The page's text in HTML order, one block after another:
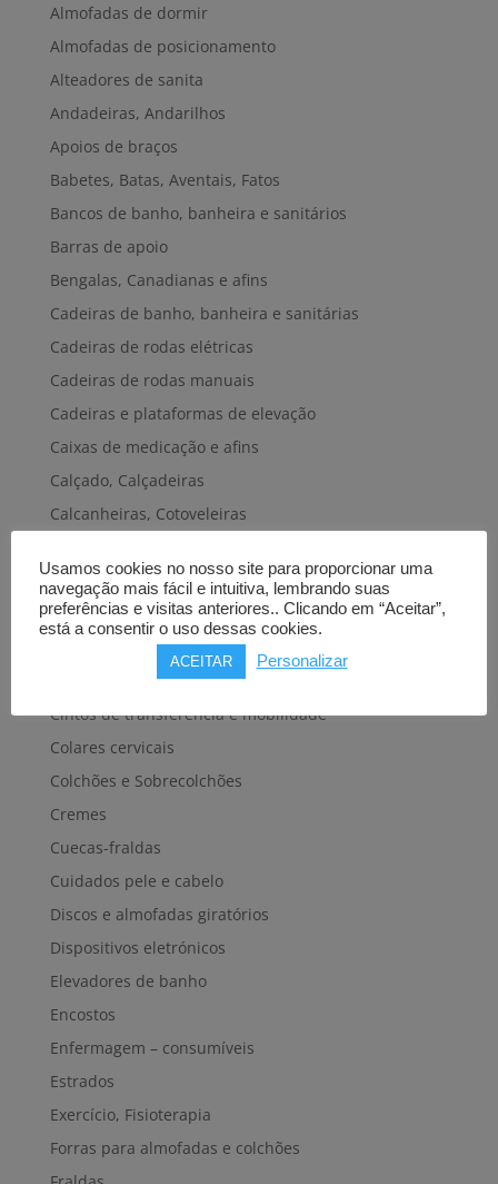
Almofadas de dormir
Almofadas de posicionamento
Alteadores de sanita
Andadeiras, Andarilhos
Apoios de braços
Babetes, Batas, Aventais, Fatos
Bancos de banho, banheira e sanitários
Barras de apoio
Bengalas, Canadianas e afins
Cadeiras de banho, banheira e sanitárias
Cadeiras de rodas elétricas
Cadeiras de rodas manuais
Cadeiras e plataformas de elevação
Caixas de medicação e afins
Calçado, Calçadeiras
Calcanheiras, Cotoveleiras
Carros hospitalares
Cestas, Arneses
Cintas e Faixas
Cintos, Coletes e afins
Cintos de transferência e mobilidade
Colares cervicais
Colchões e Sobrecolchões
Cremes
Cuecas-fraldas
Cuidados pele e cabelo
Discos e almofadas giratórios
Dispositivos eletrónicos
Elevadores de banho
Encostos
Enfermagem – consumíveis
Estrados
Exercício, Fisioterapia
Forras para almofadas e colchões
Usamos cookies no nosso site para proporcionar uma
navegação mais fácil e intuitiva, lembrando suas
preferências e visitas anteriores.. Clicando em “Aceitar”,
está a consentir o uso dessas cookies.
ACEITAR Personalizar